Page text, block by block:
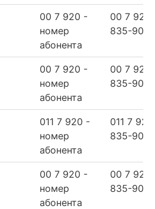
00 7 920 -
номер
абонента
00 7 920
835-90-
00 7 920 -
номер
абонента
00 7 920
835-90-
011 7 920 -
номер
абонента
011 7 920
835-90-
00 7 920 -
номер
абонента
00 7 920
835-90-